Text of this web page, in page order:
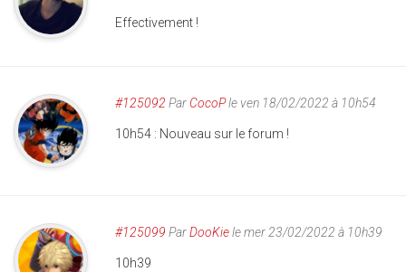
Effectivement !
#125092 Par CocoPle ven 18/02/2022 à 10h54
10h54 : Nouveau sur le forum !
#125099 ParDooKiele mer 23/02/2022 à 10h39
10h39